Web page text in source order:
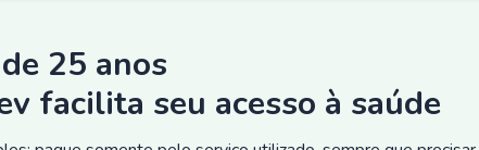
25 anos
facilita seu acesso à saúde